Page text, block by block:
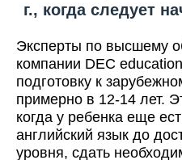
г., когда следует
Эксперты по высшему
компании DEC
подготовку к
примерно в 12-14 лет.
когда у ребенка еще
английский язык до
уровня, сдать